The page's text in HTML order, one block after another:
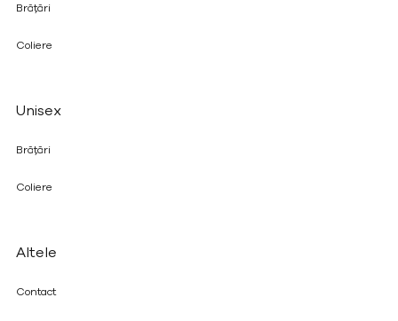
Brățări
Coliere
Unisex
Brățări
Coliere
Altele
Contact